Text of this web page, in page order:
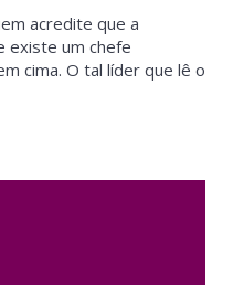
acredite que a
existe um chefe
cima. O tal líder que lê o